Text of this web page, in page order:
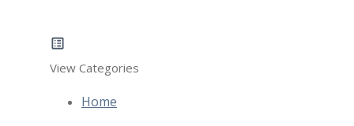
View Categories
Home